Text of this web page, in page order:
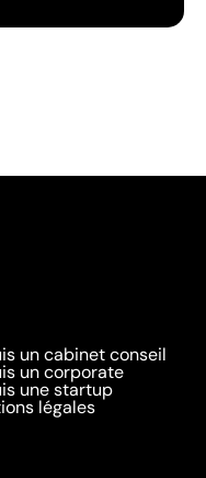
un cabinet conseil
un corporate
une startup
légales